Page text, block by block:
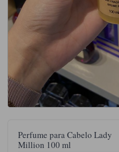
Perfume para Cabelo Lady
Million 100 ml